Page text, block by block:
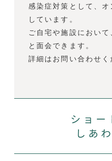
感染症対策として、
しています。
ご自宅や施設におい
と面会できます。
詳細はお問い合わせく
ショー
しあ